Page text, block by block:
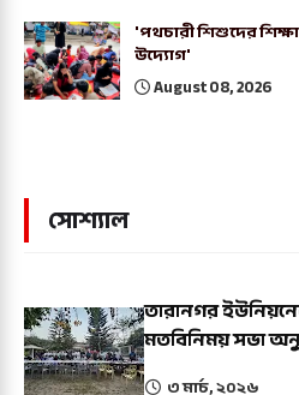
'পথচারী শিশুদের
উদ্যোগ'
August 08, 2026
সোশ্যাল
তারানগর
মতবিনিময় সভা
৩ মার্চ, ২০২৬